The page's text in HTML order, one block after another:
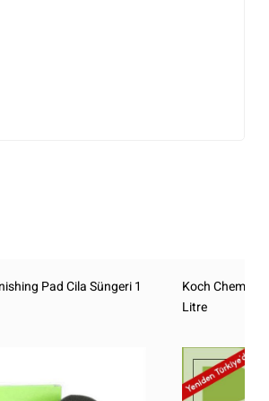
Pad Cila Süngeri 1
Koch Chemie
Litre